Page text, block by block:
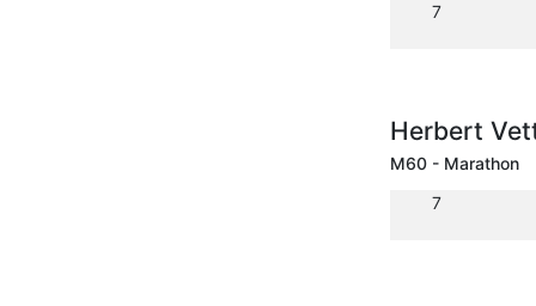
7
Herbert
M60 - Marathon
7